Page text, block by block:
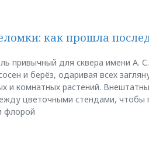
как прошла
привычный для сквера имени А.
и берёз, одаривая всех
и комнатных растений.
цветочными стендами, чтобы
флорой